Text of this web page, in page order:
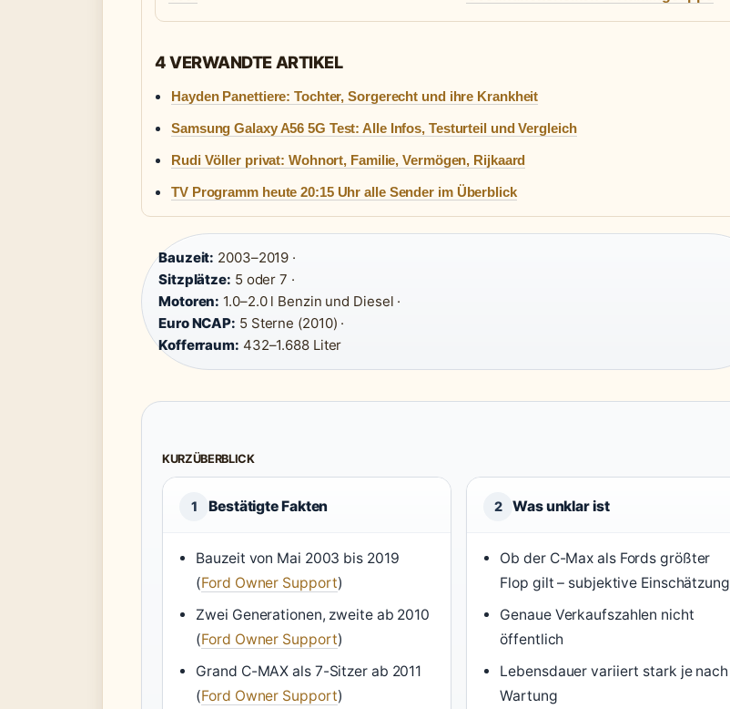
4 VERWANDTE ARTIKEL
Hayden Panettiere: Tochter, Sorgerecht und ihre Krankheit
Samsung Galaxy A56 5G Test: Alle Infos, Testurteil und Vergleich
Rudi Völler privat: Wohnort, Familie, Vermögen, Rijkaard
TV Programm heute 20:15 Uhr alle Sender im Überblick
Bauzeit: 2003–2019 ·
Sitzplätze: 5 oder 7 ·
Motoren: 1.0–2.0 l Benzin und Diesel ·
Euro NCAP: 5 Sterne (2010) ·
Kofferraum: 432–1.688 Liter
KURZÜBERBLICK
1 Bestätigte Fakten
Bauzeit von Mai 2003 bis 2019
(Ford Owner Support)
Zwei Generationen, zweite ab 2010
(Ford Owner Support)
Grand C-MAX als 7-Sitzer ab 2011
(Ford Owner Support)
2 Was unklar ist
Ob der C-Max als Fords größter
Flop gilt – subjektive Einschätzung
Genaue Verkaufszahlen nicht
öffentlich
Lebensdauer variiert stark je nach
Wartung